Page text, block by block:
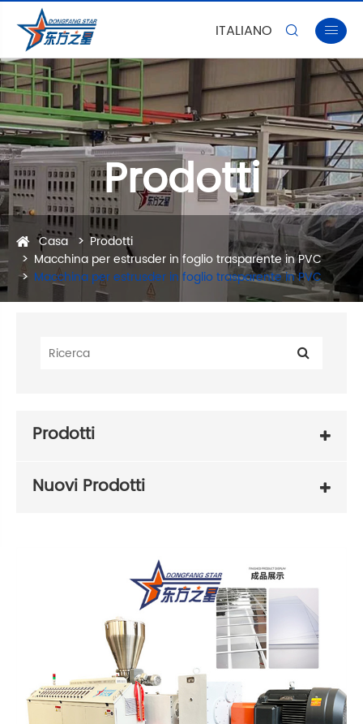
ITALIANO  
Prodotti
Casa
Prodotti
Macchina per estrusder in foglio trasparente in PVC
Macchina per estrusder in foglio trasparente in PVC
Prodotti
Nuovi Prodotti